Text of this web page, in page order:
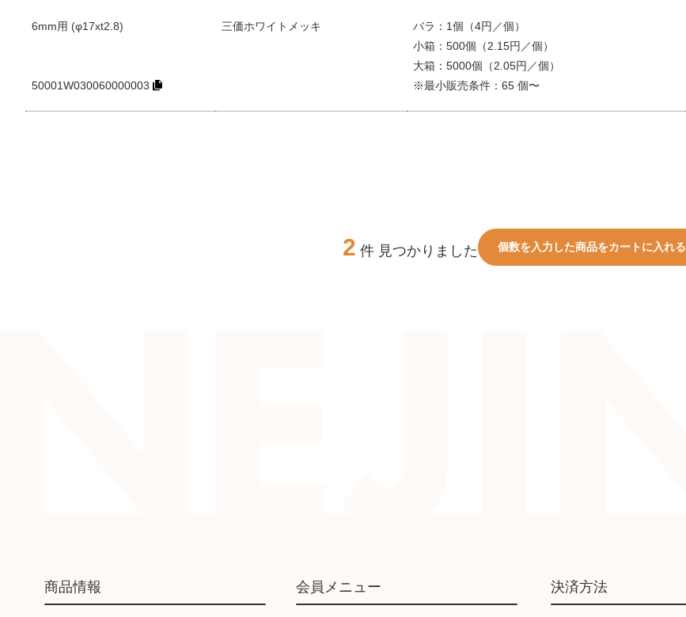
6mm用 (φ17xt2.8)
50001W030060000003
三価ホワイトメッキ
バラ：1個（4円／個）
小箱：500個（2.15円／個）
大箱：5000個（2.05円／個）
※最小販売条件：65 個〜
2 件 見つかりました 個数を入力した商品をカートに入れる
商品情報 会員メニュー 決済方法